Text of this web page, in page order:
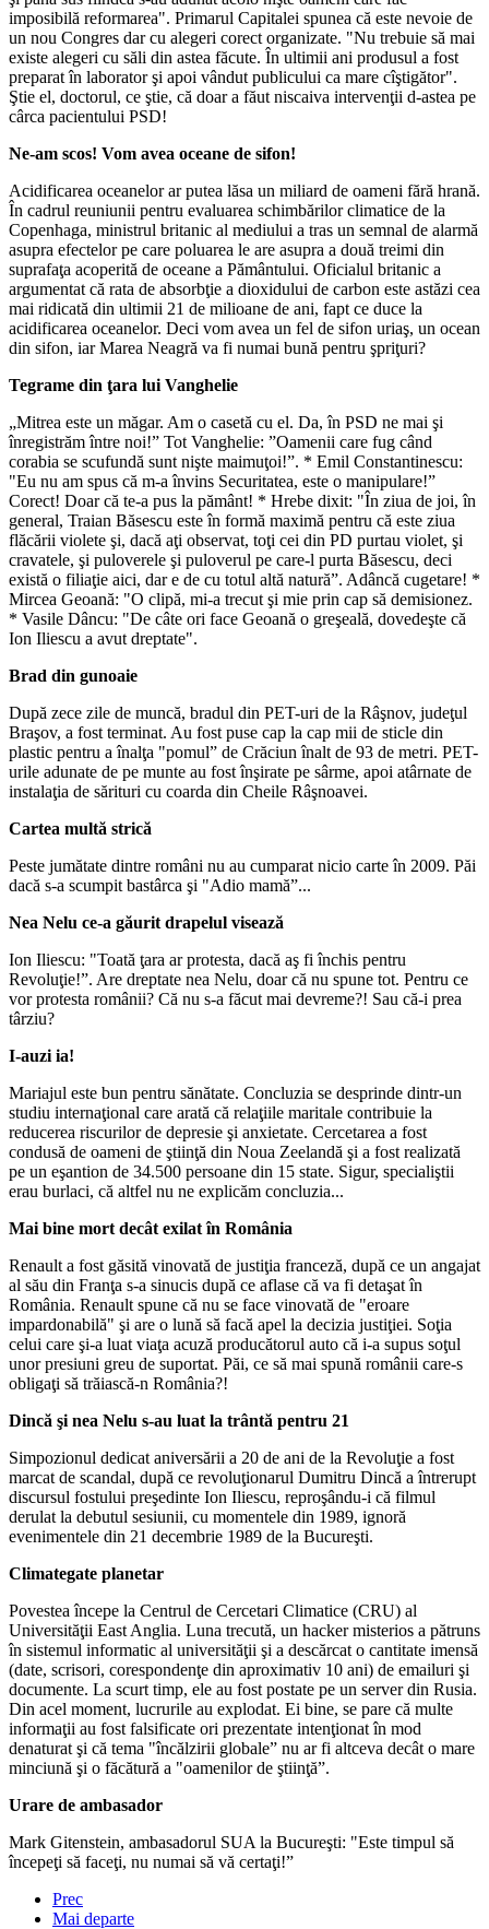
imposibilă reformarea". Primarul Capitalei spunea că este nevoie de
un nou Congres dar cu alegeri corect organizate. "Nu trebuie să mai
existe alegeri cu săli din astea făcute. În ultimii ani produsul a fost
preparat în laborator şi apoi vândut publicului ca mare cîştigător".
Ştie el, doctorul, ce ştie, că doar a făut niscaiva intervenţii d-astea pe
cârca pacientului PSD!
Ne-am scos! Vom avea oceane de sifon!
Acidificarea oceanelor ar putea lăsa un miliard de oameni fără hrană.
În cadrul reuniunii pentru evaluarea schimbărilor climatice de la
Copenhaga, ministrul britanic al mediului a tras un semnal de alarmă
asupra efectelor pe care poluarea le are asupra a două treimi din
suprafaţa acoperită de oceane a Pământului. Oficialul britanic a
argumentat că rata de absorbţie a dioxidului de carbon este astăzi cea
mai ridicată din ultimii 21 de milioane de ani, fapt ce duce la
acidificarea oceanelor. Deci vom avea un fel de sifon uriaş, un ocean
din sifon, iar Marea Neagră va fi numai bună pentru şpriţuri?
Tegrame din ţara lui Vanghelie
„Mitrea este un măgar. Am o casetă cu el. Da, în PSD ne mai şi
înregistrăm între noi!” Tot Vanghelie: ”Oamenii care fug când
corabia se scufundă sunt nişte maimuţoi!”. * Emil Constantinescu:
"Eu nu am spus că m-a învins Securitatea, este o manipulare!”
Corect! Doar că te-a pus la pământ! * Hrebe dixit: "În ziua de joi, în
general, Traian Băsescu este în formă maximă pentru că este ziua
flăcării violete şi, dacă aţi observat, toţi cei din PD purtau violet, şi
cravatele, şi puloverele şi puloverul pe care-l purta Băsescu, deci
există o filiaţie aici, dar e de cu totul altă natură”. Adâncă cugetare! *
Mircea Geoană: "O clipă, mi-a trecut şi mie prin cap să demisionez.
* Vasile Dâncu: "De câte ori face Geoană o greşeală, dovedeşte că
Ion Iliescu a avut dreptate".
Brad din gunoaie
După zece zile de muncă, bradul din PET-uri de la Râşnov, judeţul
Braşov, a fost terminat. Au fost puse cap la cap mii de sticle din
plastic pentru a înalţa "pomul” de Crăciun înalt de 93 de metri. PET-
urile adunate de pe munte au fost înşirate pe sârme, apoi atârnate de
instalaţia de sărituri cu coarda din Cheile Râşnoavei.
Cartea multă strică
Peste jumătate dintre români nu au cumparat nicio carte în 2009. Păi
dacă s-a scumpit bastârca şi "Adio mamă”...
Nea Nelu ce-a găurit drapelul visează
Ion Iliescu: "Toată ţara ar protesta, dacă aş fi închis pentru
Revoluţie!”. Are dreptate nea Nelu, doar că nu spune tot. Pentru ce
vor protesta românii? Că nu s-a făcut mai devreme?! Sau că-i prea
târziu?
I-auzi ia!
Mariajul este bun pentru sănătate. Concluzia se desprinde dintr-un
studiu internaţional care arată că relaţiile maritale contribuie la
reducerea riscurilor de depresie şi anxietate. Cercetarea a fost
condusă de oameni de ştiinţă din Noua Zeelandă şi a fost realizată
pe un eşantion de 34.500 persoane din 15 state. Sigur, specialiştii
erau burlaci, că altfel nu ne explicăm concluzia...
Mai bine mort decât exilat în România
Renault a fost găsită vinovată de justiţia franceză, după ce un angajat
al său din Franţa s-a sinucis după ce aflase că va fi detaşat în
România. Renault spune că nu se face vinovată de "eroare
impardonabilă" şi are o lună să facă apel la decizia justiţiei. Soţia
celui care şi-a luat viaţa acuză producătorul auto că i-a supus soţul
unor presiuni greu de suportat. Păi, ce să mai spună românii care-s
obligaţi să trăiască-n România?!
Dincă şi nea Nelu s-au luat la trântă pentru 21
Simpozionul dedicat aniversării a 20 de ani de la Revoluţie a fost
marcat de scandal, după ce revoluţionarul Dumitru Dincă a întrerupt
discursul fostului preşedinte Ion Iliescu, reproşându-i că filmul
derulat la debutul sesiunii, cu momentele din 1989, ignoră
evenimentele din 21 decembrie 1989 de la Bucureşti.
Climategate planetar
Povestea începe la Centrul de Cercetari Climatice (CRU) al
Universităţii East Anglia. Luna trecută, un hacker misterios a pătruns
în sistemul informatic al universităţii şi a descărcat o cantitate imensă
(date, scrisori, corespondenţe din aproximativ 10 ani) de emailuri şi
documente. La scurt timp, ele au fost postate pe un server din Rusia.
Din acel moment, lucrurile au explodat. Ei bine, se pare că multe
informaţii au fost falsificate ori prezentate intenţionat în mod
denaturat şi că tema "încălzirii globale” nu ar fi altceva decât o mare
minciună şi o făcătură a "oamenilor de ştiinţă”.
Urare de ambasador
Mark Gitenstein, ambasadorul SUA la Bucureşti: "Este timpul să
începeţi să faceţi, nu numai să vă certaţi!”
Prec
Mai departe